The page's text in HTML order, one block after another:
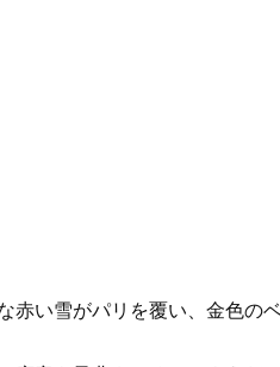
赤い雪がパリを覆い、金色の